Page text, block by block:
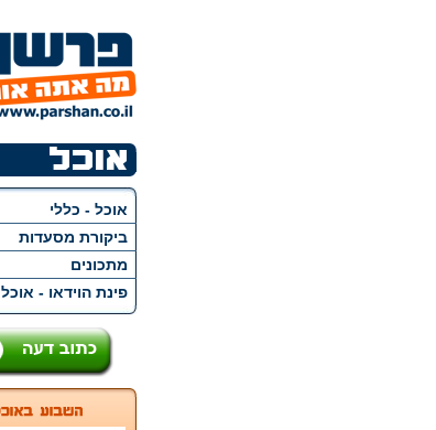
אוכל - כללי
ביקורת מסעדות
מתכונים
פינת הוידאו - אוכל